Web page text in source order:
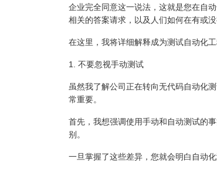
企业完全同意这一说法，这就是您在自
相关的答案请求，以及人们如何在有或
在这里，我将详细解释成为测试自动化
1. 不要忽视手动测试
虽然我了解公司正在转向无代码自动化
常重要。
首先，我想强调使用手动和自动测试的
别。
一旦掌握了这些差异，您就会明白自动